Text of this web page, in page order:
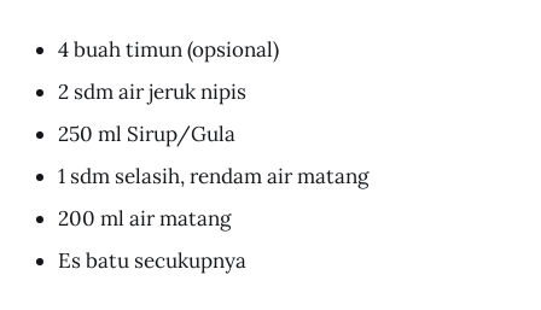
4 buah timun (opsional)
2 sdm air jeruk nipis
250 ml Sirup/Gula
1 sdm selasih, rendam air matang
200 ml air matang
Es batu secukupnya